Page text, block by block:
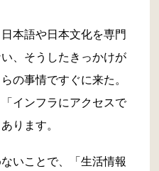
本語や日本文化を専門
、そうしたきっかけが
の事情ですぐに来た。
インフラにアクセスで
ります。
いことで、「生活情報